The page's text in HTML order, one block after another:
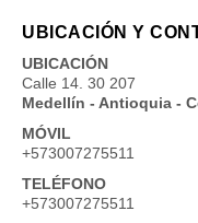
UBICACIÓN Y
UBICACIÓN
Calle 14. 30 207
Medellín - Antioquia -
MÓVIL
+573007275511
TELÉFONO
+573007275511